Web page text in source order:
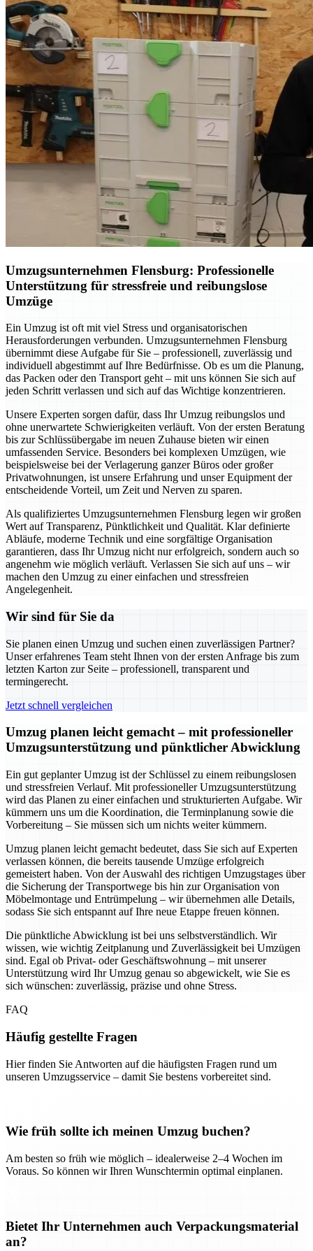
Umzugsunternehmen Flensburg: Professionelle
Unterstützung für stressfreie und reibungslose
Umzüge
Ein Umzug ist oft mit viel Stress und organisatorischen
Herausforderungen verbunden. Umzugsunternehmen Flensburg
übernimmt diese Aufgabe für Sie – professionell, zuverlässig und
individuell abgestimmt auf Ihre Bedürfnisse. Ob es um die Planung,
das Packen oder den Transport geht – mit uns können Sie sich auf
jeden Schritt verlassen und sich auf das Wichtige konzentrieren.
Unsere Experten sorgen dafür, dass Ihr Umzug reibungslos und
ohne unerwartete Schwierigkeiten verläuft. Von der ersten Beratung
bis zur Schlüssübergabe im neuen Zuhause bieten wir einen
umfassenden Service. Besonders bei komplexen Umzügen, wie
beispielsweise bei der Verlagerung ganzer Büros oder großer
Privatwohnungen, ist unsere Erfahrung und unser Equipment der
entscheidende Vorteil, um Zeit und Nerven zu sparen.
Als qualifiziertes Umzugsunternehmen Flensburg legen wir großen
Wert auf Transparenz, Pünktlichkeit und Qualität. Klar definierte
Abläufe, moderne Technik und eine sorgfältige Organisation
garantieren, dass Ihr Umzug nicht nur erfolgreich, sondern auch so
angenehm wie möglich verläuft. Verlassen Sie sich auf uns – wir
machen den Umzug zu einer einfachen und stressfreien
Angelegenheit.
Wir sind für Sie da
Sie planen einen Umzug und suchen einen zuverlässigen Partner?
Unser erfahrenes Team steht Ihnen von der ersten Anfrage bis zum
letzten Karton zur Seite – professionell, transparent und
termingerecht.
Jetzt schnell vergleichen
Umzug planen leicht gemacht – mit professioneller
Umzugsunterstützung und pünktlicher Abwicklung
Ein gut geplanter Umzug ist der Schlüssel zu einem reibungslosen
und stressfreien Verlauf. Mit professioneller Umzugsunterstützung
wird das Planen zu einer einfachen und strukturierten Aufgabe. Wir
kümmern uns um die Koordination, die Terminplanung sowie die
Vorbereitung – Sie müssen sich um nichts weiter kümmern.
Umzug planen leicht gemacht bedeutet, dass Sie sich auf Experten
verlassen können, die bereits tausende Umzüge erfolgreich
gemeistert haben. Von der Auswahl des richtigen Umzugstages über
die Sicherung der Transportwege bis hin zur Organisation von
Möbelmontage und Entrümpelung – wir übernehmen alle Details,
sodass Sie sich entspannt auf Ihre neue Etappe freuen können.
Die pünktliche Abwicklung ist bei uns selbstverständlich. Wir
wissen, wie wichtig Zeitplanung und Zuverlässigkeit bei Umzügen
sind. Egal ob Privat- oder Geschäftswohnung – mit unserer
Unterstützung wird Ihr Umzug genau so abgewickelt, wie Sie es
sich wünschen: zuverlässig, präzise und ohne Stress.
FAQ
Häufig gestellte Fragen
Hier finden Sie Antworten auf die häufigsten Fragen rund um
unseren Umzugsservice – damit Sie bestens vorbereitet sind.
Wie früh sollte ich meinen Umzug buchen?
Am besten so früh wie möglich – idealerweise 2–4 Wochen im
Voraus. So können wir Ihren Wunschtermin optimal einplanen.
Bietet Ihr Unternehmen auch Verpackungsmaterial
an?